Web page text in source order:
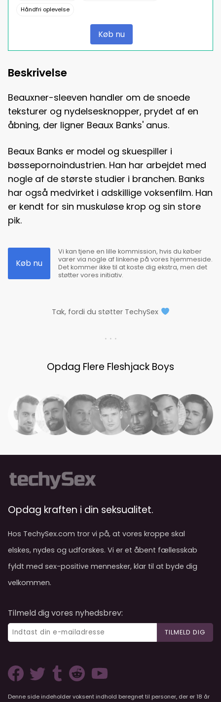
Håndfri oplevelse
Køb nu
Beskrivelse
Beauxner-sleeven handler om de snoede
teksturer og nydelsesknopper, prydet af en
åbning, der ligner Beaux Banks' anus.
Beaux Banks er model og skuespiller i
bøssepornoindustrien. Han har arbejdet med
nogle af de største studier i branchen. Banks
har også medvirket i adskillige voksenfilm. Han
er kendt for sin muskuløse krop og sin store
pik.
Køb nu
Vi kan tjene en lille kommission, hvis du køber
varer via nogle af linkene på vores hjemmeside.
Det kommer ikke til at koste dig ekstra, men det
støtter vores initiativ.
Tak, fordi du støtter TechySex
. . .
Opdag Flere Fleshjack Boys
Opdag kraften i din seksualitet.
Hos TechySex.com tror vi på, at vores kroppe skal
elskes, nydes og udforskes. Vi er et åbent fællesskab
fyldt med sex-positive mennesker, klar til at byde dig
velkommen.
Tilmeld dig vores nyhedsbrev:
TILMELD DIG
Denne side indeholder voksent indhold beregnet til personer, der er 18 år